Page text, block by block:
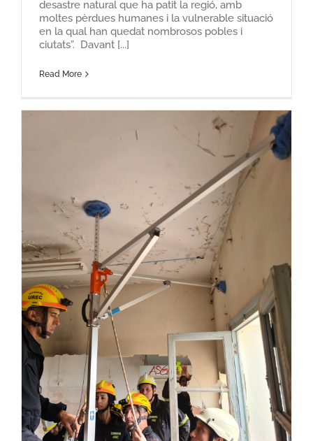
desastre natural que ha patit la regió, amb
moltes pèrdues humanes i la vulnerable situació
en la qual han quedat nombrosos pobles i
ciutats”. Davant [...]
Read More